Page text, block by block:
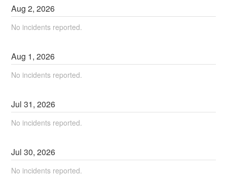
Aug2,2026
No incidents reported.
Aug 1,2026
No incidents reported.
Jul31,2026
No incidents reported.
Jul30,2026
No incidents reported.